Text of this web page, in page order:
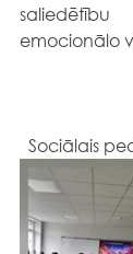
emocionālo
Sociālais